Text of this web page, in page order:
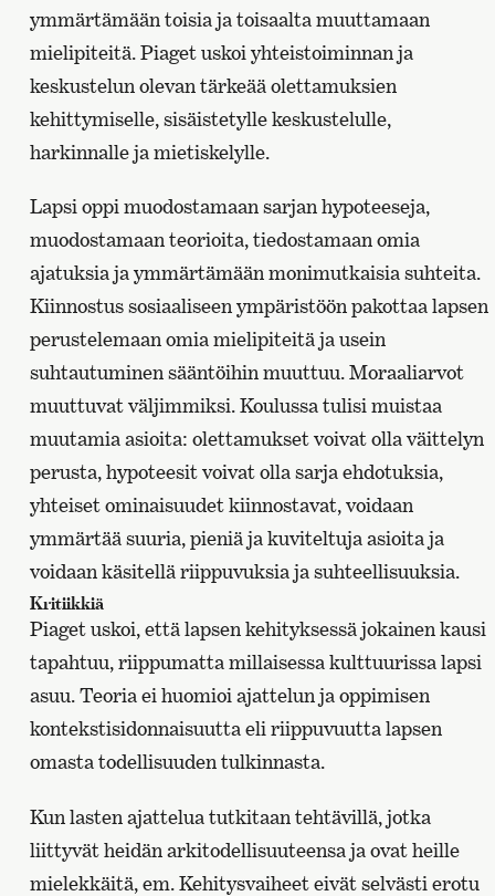
ymmärtämään toisia ja toisaalta muuttamaan
mielipiteitä. Piaget uskoi yhteistoiminnan ja
keskustelun olevan tärkeää olettamuksien
kehittymiselle, sisäistetylle keskustelulle,
harkinnalle ja mietiskelylle.
Lapsi oppi muodostamaan sarjan hypoteeseja,
muodostamaan teorioita, tiedostamaan omia
ajatuksia ja ymmärtämään monimutkaisia suhteita.
Kiinnostus sosiaaliseen ympäristöön pakottaa lapsen
perustelemaan omia mielipiteitä ja usein
suhtautuminen sääntöihin muuttuu. Moraaliarvot
muuttuvat väljimmiksi. Koulussa tulisi muistaa
muutamia asioita: olettamukset voivat olla väittelyn
perusta, hypoteesit voivat olla sarja ehdotuksia,
yhteiset ominaisuudet kiinnostavat, voidaan
ymmärtää suuria, pieniä ja kuviteltuja asioita ja
voidaan käsitellä riippuvuksia ja suhteellisuuksia.
Kritiikkiä
Piaget uskoi, että lapsen kehityksessä jokainen kausi
tapahtuu, riippumatta millaisessa kulttuurissa lapsi
asuu. Teoria ei huomioi ajattelun ja oppimisen
kontekstisidonnaisuutta eli riippuvuutta lapsen
omasta todellisuuden tulkinnasta.
Kun lasten ajattelua tutkitaan tehtävillä, jotka
liittyvät heidän arkitodellisuuteensa ja ovat heille
mielekkäitä, em. Kehitysvaiheet eivät selvästi erotu